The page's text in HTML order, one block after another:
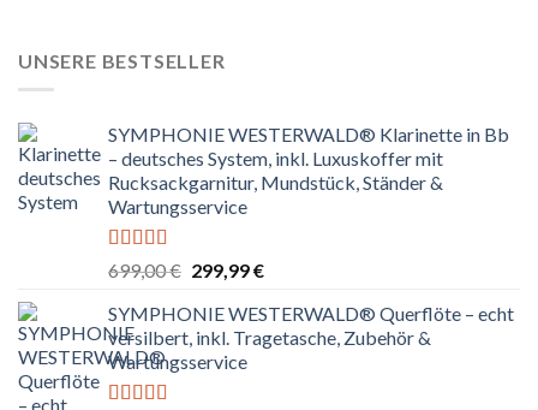
UNSERE BESTSELLER
SYMPHONIE WESTERWALD® Klarinette in Bb
– deutsches System, inkl. Luxuskoffer mit
Rucksackgarnitur, Mundstück, Ständer &
Wartungsservice
Bewertet
4.80
von 5
699,00€ Ursprünglicher
war:
699,00 €
299,99€Aktueller
ist:
299,99 €.
SYMPHONIE WESTERWALD® Querflöte – echt
versilbert, inkl. Tragetasche, Zubehör &
Wartungsservice